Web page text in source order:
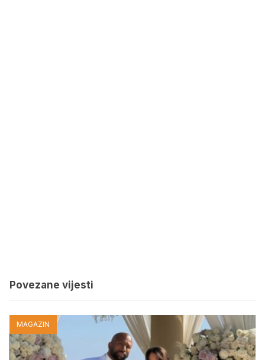
Povezane vijesti
MAGAZIN